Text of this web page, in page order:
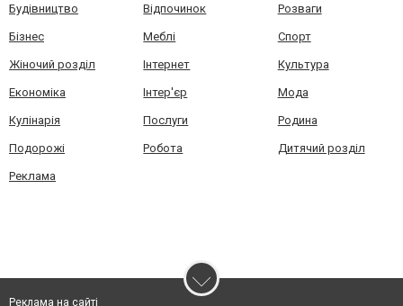
Будівництво Відпочинок Розваги
Бізнес Меблі Спорт
Жіночий розділ Інтернет Культура
Економіка Інтер'єр Мода
Кулінарія Послуги Родина
Подорожі Робота Дитячий розділ
Реклама
Реклама на сайті